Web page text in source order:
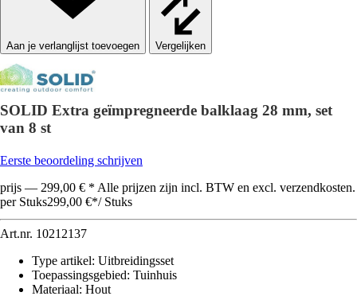
Vergelijken
SOLID Extra geïmpregneerde balklaag 28 mm, set
van 8 st
Eerste beoordeling schrijven
prijs — 299,00 € * Alle prijzen zijn incl. BTW en excl. verzendkosten.
per Stuks299,00 €*/ Stuks
Art.nr. 10212137
Type artikel: Uitbreidingsset
Toepassingsgebied: Tuinhuis
Materiaal: Hout